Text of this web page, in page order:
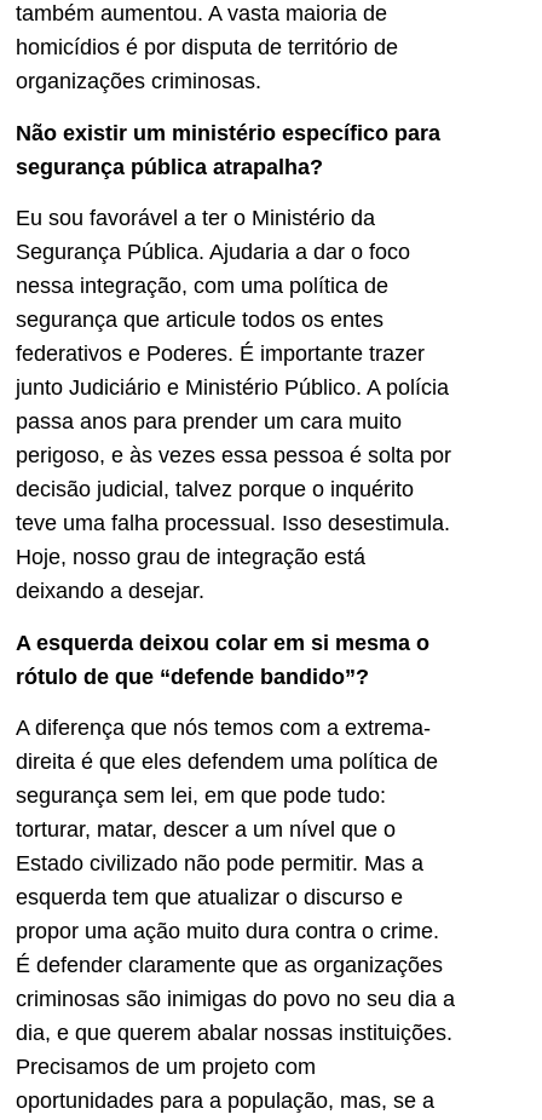
também aumentou. A vasta maioria de
homicídios é por disputa de território de
organizações criminosas.
Não existir um ministério específico para
segurança pública atrapalha?
Eu sou favorável a ter o Ministério da
Segurança Pública. Ajudaria a dar o foco
nessa integração, com uma política de
segurança que articule todos os entes
federativos e Poderes. É importante trazer
junto Judiciário e Ministério Público. A polícia
passa anos para prender um cara muito
perigoso, e às vezes essa pessoa é solta por
decisão judicial, talvez porque o inquérito
teve uma falha processual. Isso desestimula.
Hoje, nosso grau de integração está
deixando a desejar.
A esquerda deixou colar em si mesma o
rótulo de que “defende bandido”?
A diferença que nós temos com a extrema-
direita é que eles defendem uma política de
segurança sem lei, em que pode tudo:
torturar, matar, descer a um nível que o
Estado civilizado não pode permitir. Mas a
esquerda tem que atualizar o discurso e
propor uma ação muito dura contra o crime.
É defender claramente que as organizações
criminosas são inimigas do povo no seu dia a
dia, e que querem abalar nossas instituições.
Precisamos de um projeto com
oportunidades para a população, mas, se a